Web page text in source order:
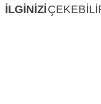
İLGİNİZİ